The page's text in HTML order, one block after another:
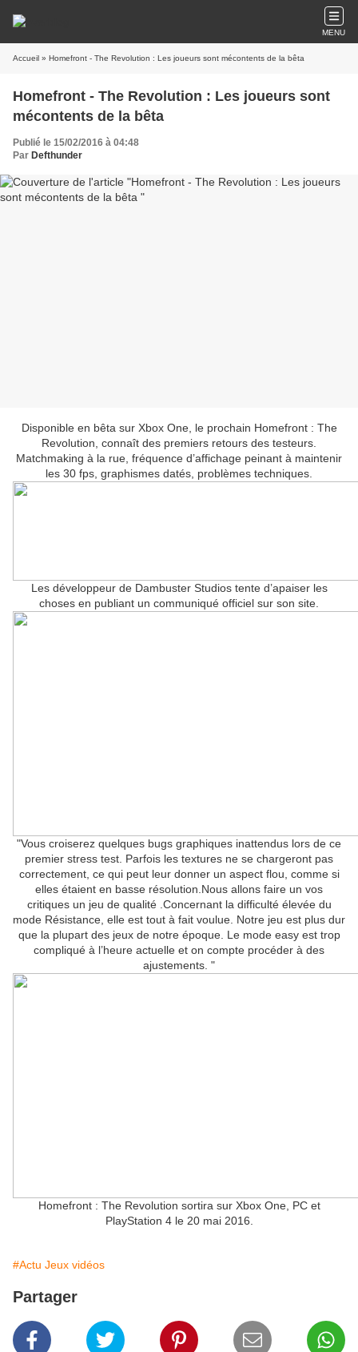
MENU
Accueil » Homefront - The Revolution : Les joueurs sont mécontents de la bêta
Homefront - The Revolution : Les joueurs sont
mécontents de la bêta
Publié le 15/02/2016 à 04:48
Par Defthunder
Disponible en bêta sur Xbox One, le prochain Homefront : The
Revolution, connaît des premiers retours des testeurs.
Matchmaking à la rue, fréquence d’affichage peinant à maintenir
les 30 fps, graphismes datés, problèmes techniques.
Les développeur de Dambuster Studios tente d’apaiser les
choses en publiant un communiqué officiel sur son site.
"Vous croiserez quelques bugs graphiques inattendus lors de ce
premier stress test. Parfois les textures ne se chargeront pas
correctement, ce qui peut leur donner un aspect flou, comme si
elles étaient en basse résolution.Nous allons faire un vos
critiques un jeu de qualité .Concernant la difficulté élevée du
mode Résistance, elle est tout à fait voulue. Notre jeu est plus dur
que la plupart des jeux de notre époque. Le mode easy est trop
compliqué à l’heure actuelle et on compte procéder à des
ajustements. "
Homefront : The Revolution sortira sur Xbox One, PC et
PlayStation 4 le 20 mai 2016.
#Actu Jeux vidéos
Partager